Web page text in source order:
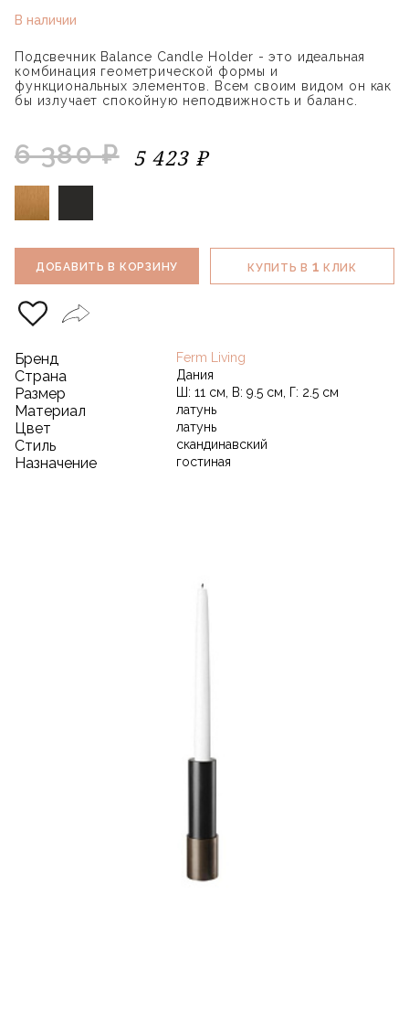
В наличии
Подсвечник Balance Candle Holder - это идеальная
комбинация геометрической формы и
функциональных элементов. Всем своим видом он как
бы излучает спокойную неподвижность и баланс.
6 380 ₽ 5 423 ₽
ДОБАВИТЬ В КОРЗИНУ КУПИТЬ В 1 КЛИК
Бренд Ferm Living
Страна Дания
Размер Ш: 11 см, В: 9.5 см, Г: 2.5 см
Материал латунь
Цвет латунь
Стиль скандинавский
Назначение гостиная